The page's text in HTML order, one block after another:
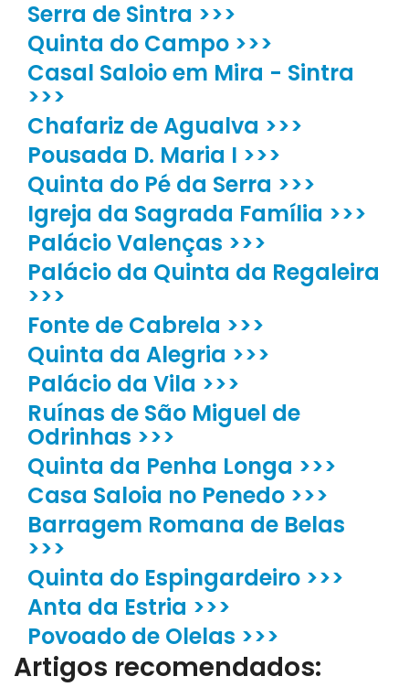
Serra de Sintra >>>
Quinta do Campo >>>
Casal Saloio em Mira - Sintra
>>>
Chafariz de Agualva >>>
Pousada D. Maria I >>>
Quinta do Pé da Serra >>>
Igreja da Sagrada Família >>>
Palácio Valenças >>>
Palácio da Quinta da Regaleira
>>>
Fonte de Cabrela >>>
Quinta da Alegria >>>
Palácio da Vila >>>
Ruínas de São Miguel de
Odrinhas >>>
Quinta da Penha Longa >>>
Casa Saloia no Penedo >>>
Barragem Romana de Belas
>>>
Quinta do Espingardeiro >>>
Anta da Estria >>>
Povoado de Olelas >>>
Artigos recomendados: